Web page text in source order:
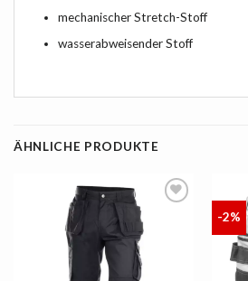
mechanischer Stretch-Stoff
wasserabweisender Stoff
ÄHNLICHE PRODUKTE
-2%